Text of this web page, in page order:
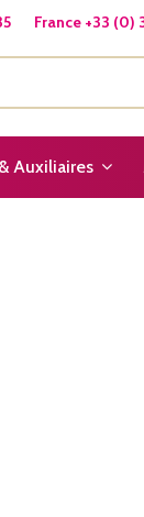
France +33 (0)
Auxiliaires